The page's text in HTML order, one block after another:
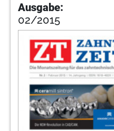
Ausgabe:
02/2015